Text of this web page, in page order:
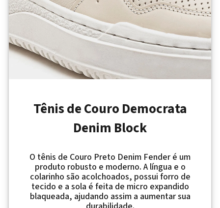
Tênis de Couro Democrata
Denim Block
O tênis de Couro Preto Denim Fender é um
produto robusto e moderno. A língua e o
colarinho são acolchoados, possui forro de
tecido e a sola é feita de micro expandido
blaqueada, ajudando assim a aumentar sua